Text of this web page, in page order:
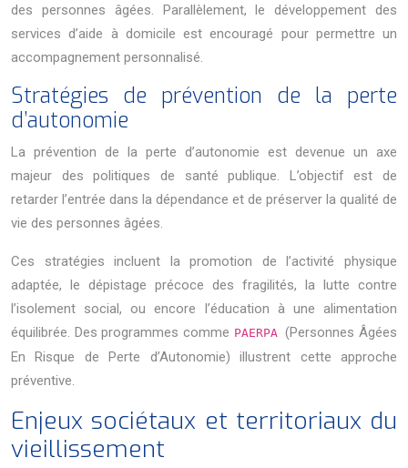
des personnes âgées. Parallèlement, le développement des
services d’aide à domicile est encouragé pour permettre un
accompagnement personnalisé.
Stratégies de prévention de la perte
d’autonomie
La prévention de la perte d’autonomie est devenue un axe
majeur des politiques de santé publique. L’objectif est de
retarder l’entrée dans la dépendance et de préserver la qualité de
vie des personnes âgées.
Ces stratégies incluent la promotion de l’activité physique
adaptée, le dépistage précoce des fragilités, la lutte contre
l’isolement social, ou encore l’éducation à une alimentation
équilibrée. Des programmes comme PAERPA(Personnes Âgées
En Risque de Perte d’Autonomie) illustrent cette approche
préventive.
Enjeux sociétaux et territoriaux du
vieillissement